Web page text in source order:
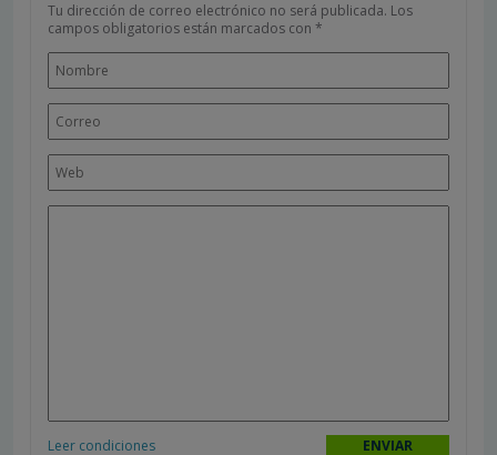
Tu dirección de correo electrónico no será publicada. Los
campos obligatorios están marcados con *
Leer condiciones